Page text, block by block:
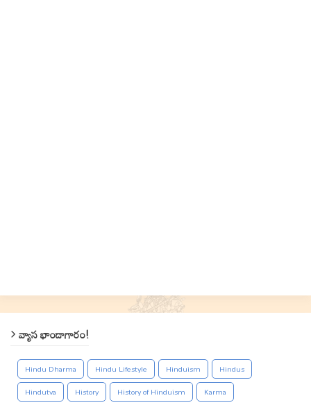
వ్యాస భాండాగారం!
Hindu Dharma Hindu Lifestyle Hinduism
Hindus
Hindutva
History History of Hinduism
Karma